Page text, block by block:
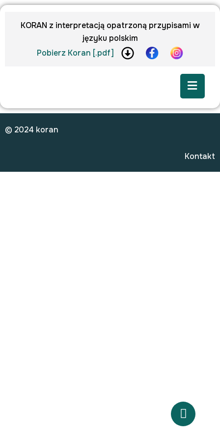
KORAN z interpretacją opatrzoną przypisami w
języku polskim
Pobierz Koran [.pdf]
© 2024 koran
Kontakt